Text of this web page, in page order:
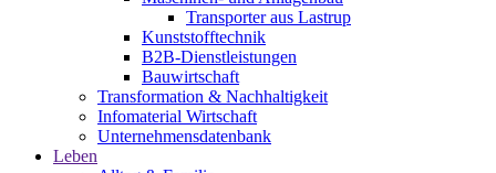
Transporter aus Lastrup
Kunststofftechnik
B2B-Dienstleistungen
Bauwirtschaft
Transformation & Nachhaltigkeit
Infomaterial Wirtschaft
Unternehmensdatenbank
Leben